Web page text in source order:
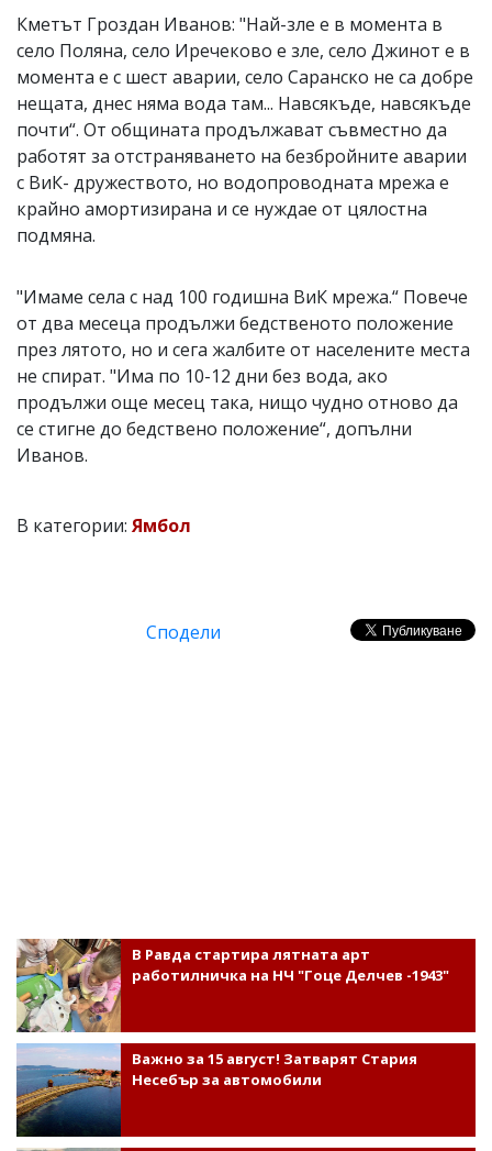
Кметът Гроздан Иванов: "Най-зле е в момента в
село Поляна, село Иречеково е зле, село Джинот е в
момента е с шест аварии, село Саранско не са добре
нещата, днес няма вода там... Навсякъде, навсякъде
почти“. От общината продължават съвместно да
работят за отстраняването на безбройните аварии
с ВиК- дружеството, но водопроводната мрежа е
крайно амортизирана и се нуждае от цялостна
подмяна.
"Имаме села с над 100 годишна ВиК мрежа.“ Повече
от два месеца продължи бедственото положение
през лятото, но и сега жалбите от населените места
не спират. "Има по 10-12 дни без вода, ако
продължи още месец така, нищо чудно отново да
се стигне до бедствено положение“, допълни
Иванов.
В категории: Ямбол
Сподели
В Равда стартира лятната арт
работилничка на НЧ "Гоце Делчев -1943"
Важно за 15 август! Затварят Стария
Несебър за автомобили